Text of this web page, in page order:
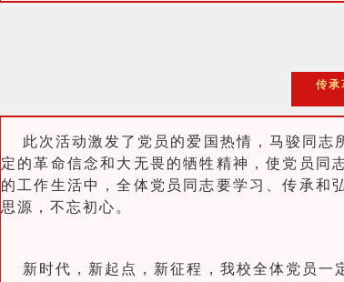
传承
此次活动激发了党员的爱国热情，马骏同志
定的革命信念和大无畏的牺牲精神，使党员同
的工作生活中，全体党员同志要学习、传承和
思源，不忘初心。
新时代，新起点，新征程，我校全体党员一